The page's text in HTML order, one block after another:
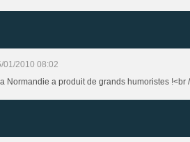
01/2010 08:02
Normandie a produit de grands humoristes !<br